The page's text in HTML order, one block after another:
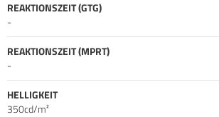
REAKTIONSZEIT (GTG)
-
REAKTIONSZEIT (MPRT)
-
HELLIGKEIT
350cd/m²